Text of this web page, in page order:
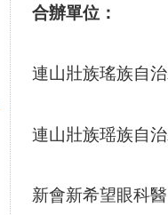
合辦單位 ：
連山壯族瑤族自
連山壯族瑶族自
新會新希望眼科